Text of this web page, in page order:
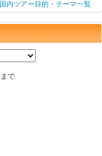
国内ツアー目的・テーマ一覧
まで